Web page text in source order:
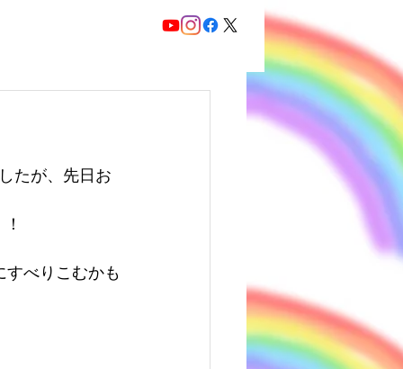
たが、先日お
すべりこむかも